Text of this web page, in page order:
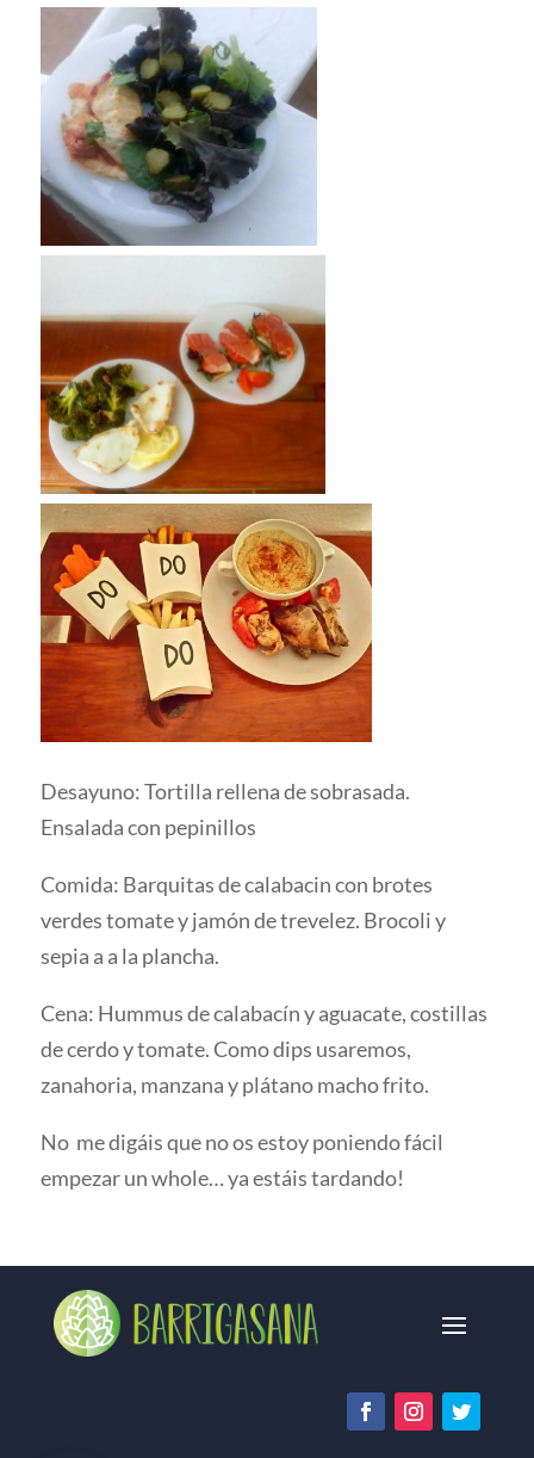
Desayuno: Tortilla rellena de sobrasada.
Ensalada con pepinillos
Comida: Barquitas de calabacin con brotes
verdes tomate y jamón de trevelez. Brocoli y
sepia a a la plancha.
Cena: Hummus de calabacín y aguacate, costillas
de cerdo y tomate. Como dips usaremos,
zanahoria, manzana y plátano macho frito.
No me digáis que no os estoy poniendo fácil
empezar un whole… ya estáis tardando!